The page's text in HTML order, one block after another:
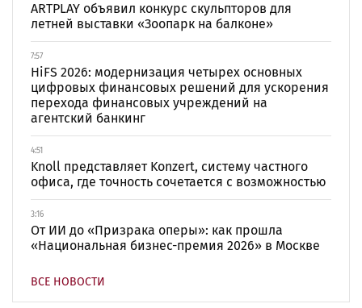
ARTPLAY объявил конкурс скульпторов для
летней выставки «Зоопарк на балконе»
7:57
HiFS 2026: модернизация четырех основных
цифровых финансовых решений для ускорения
перехода финансовых учреждений на
агентский банкинг
4:51
Knoll представляет Konzert, систему частного
офиса, где точность сочетается с возможностью
3:16
От ИИ до «Призрака оперы»: как прошла
«Национальная бизнес-премия 2026» в Москве
ВСЕ НОВОСТИ